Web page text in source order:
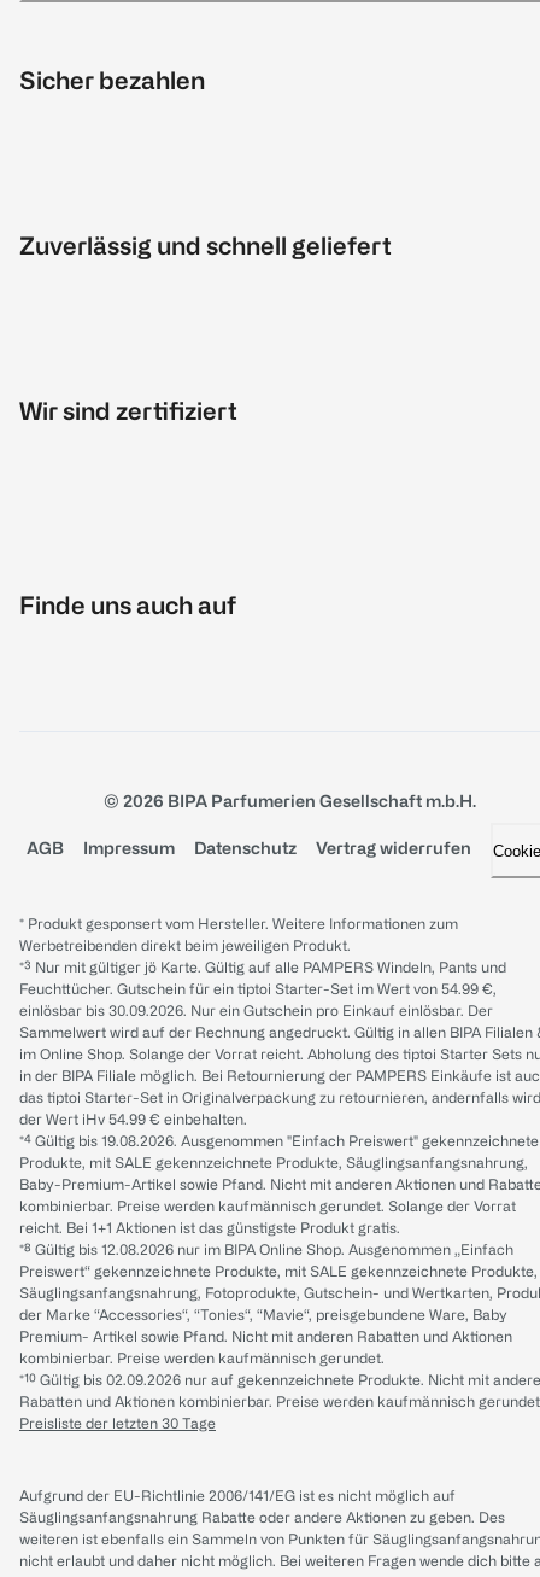
Sicher bezahlen
Zuverlässig und schnell geliefert
Wir sind zertifiziert
Finde uns auch auf
© 2026 BIPA Parfumerien Gesellschaft m.b.H.
AGB Impressum Datenschutz Vertrag widerrufen
* Produkt gesponsert vom Hersteller. Weitere Informationen zum
Werbetreibenden direkt beim jeweiligen Produkt.
*³ Nur mit gültiger jö Karte. Gültig auf alle PAMPERS Windeln, Pants und
Feuchttücher. Gutschein für ein tiptoi Starter-Set im Wert von 54.99 €,
einlösbar bis 30.09.2026. Nur ein Gutschein pro Einkauf einlösbar. Der
Sammelwert wird auf der Rechnung angedruckt. Gültig in allen BIPA Filialen
im Online Shop. Solange der Vorrat reicht. Abholung des tiptoi Starter Sets
in der BIPA Filiale möglich. Bei Retournierung der PAMPERS Einkäufe ist
das tiptoi Starter-Set in Originalverpackung zu retournieren, andernfalls wird
der Wert iHv 54.99 € einbehalten.
*⁴ Gültig bis 19.08.2026. Ausgenommen "Einfach Preiswert" gekennzeichnete
Produkte, mit SALE gekennzeichnete Produkte, Säuglingsanfangsnahrung,
Baby-Premium-Artikel sowie Pfand. Nicht mit anderen Aktionen und
kombinierbar. Preise werden kaufmännisch gerundet. Solange der Vorrat
reicht. Bei 1+1 Aktionen ist das günstigste Produkt gratis.
*⁸ Gültig bis 12.08.2026 nur im BIPA Online Shop. Ausgenommen „Einfach
Preiswert“ gekennzeichnete Produkte, mit SALE gekennzeichnete Produkte,
Säuglingsanfangsnahrung, Fotoprodukte, Gutschein- und Wertkarten,
der Marke “Accessories“, “Tonies“, “Mavie“, preisgebundene Ware, Baby
Premium- Artikel sowie Pfand. Nicht mit anderen Rabatten und Aktionen
kombinierbar. Preise werden kaufmännisch gerundet.
*¹⁰ Gültig bis 02.09.2026 nur auf gekennzeichnete Produkte. Nicht mit
Rabatten und Aktionen kombinierbar. Preise werden kaufmännisch
Preisliste der letzten 30 Tage
Aufgrund der EU-Richtlinie 2006/141/EG ist es nicht möglich auf
Säuglingsanfangsnahrung Rabatte oder andere Aktionen zu geben. Des
weiteren ist ebenfalls ein Sammeln von Punkten für
nicht erlaubt und daher nicht möglich. Bei weiteren Fragen wende dich bitte